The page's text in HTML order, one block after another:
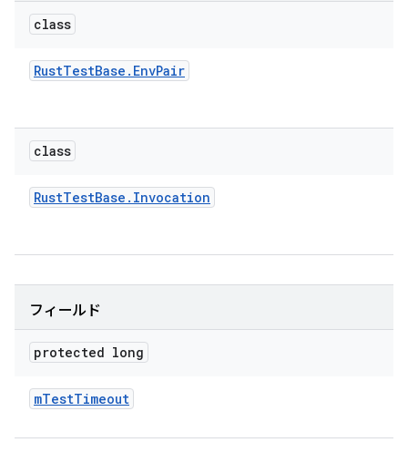
class
RustTestBase . EnvPair
class
RustTestBase . Invocation
フィールド
protected long
mTestTimeout